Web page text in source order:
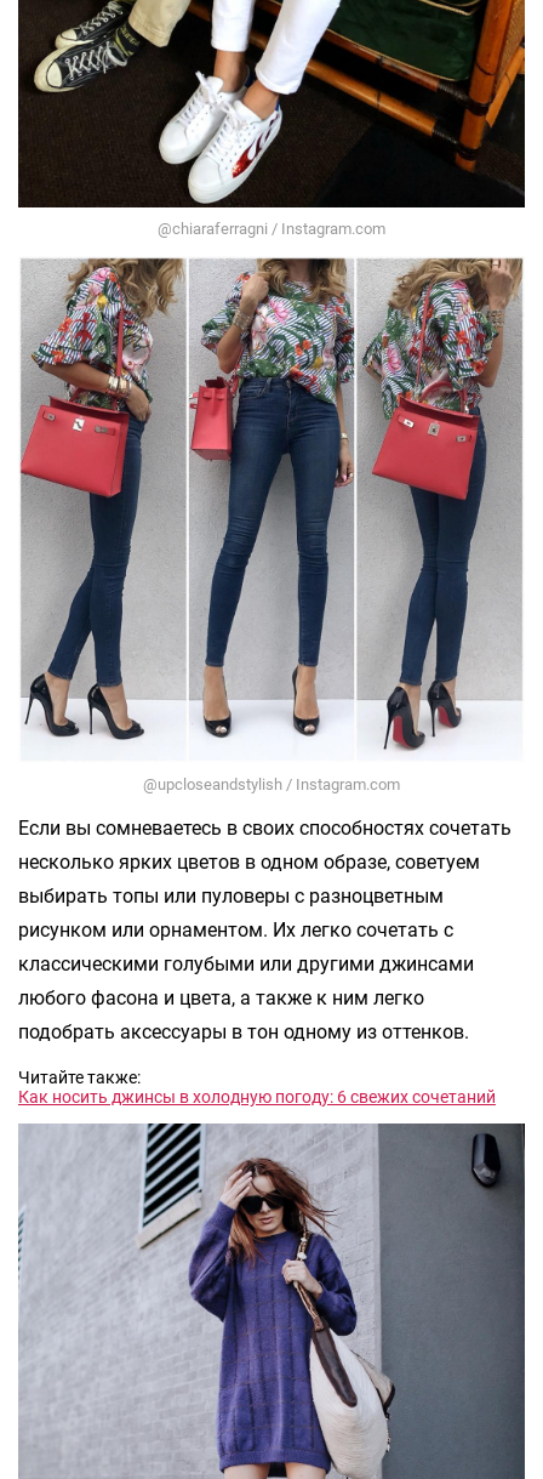
@chiaraferragni / Instagram.com
@upcloseandstylish / Instagram.com
Если вы сомневаетесь в своих способностях сочетать
несколько ярких цветов в одном образе, советуем
выбирать топы или пуловеры с разноцветным
рисунком или орнаментом. Их легко сочетать с
классическими голубыми или другими джинсами
любого фасона и цвета, а также к ним легко
подобрать аксессуары в тон одному из оттенков.
Читайте также:
Как носить джинсы в холодную погоду: 6 свежих сочетаний